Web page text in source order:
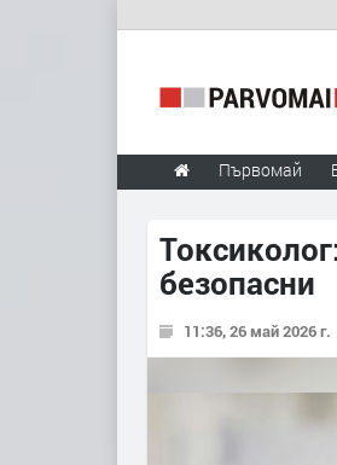
Първомай
безопасни
11:36, 26 май 2026 г.